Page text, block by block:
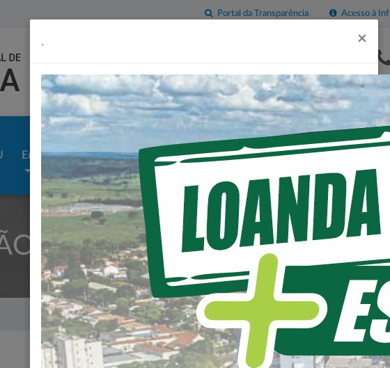
Acesso à
Portal da Transparência
2ª
Empresas Imprensa Servidor Contatos
Sala do
Empreendedor
NA VILA RURAL SAGRADA
. ×